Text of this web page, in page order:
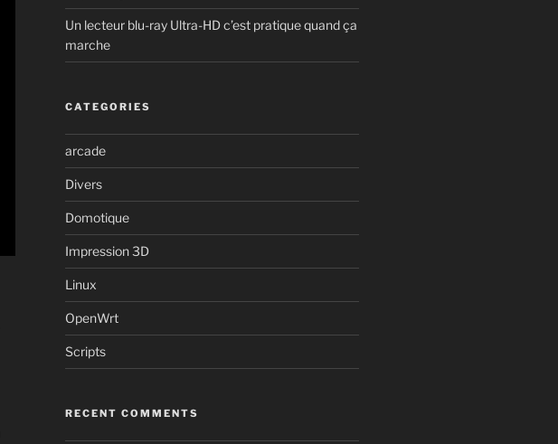
Un lecteur blu-ray Ultra-HD c’est pratique quand ça
marche
CATEGORIES
arcade
Divers
Domotique
Impression 3D
Linux
OpenWrt
Scripts
RECENT COMMENTS